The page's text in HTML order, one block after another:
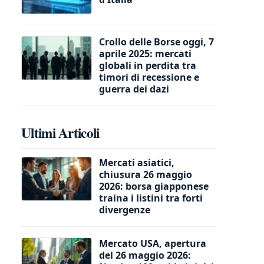
Crollo delle Borse oggi, 7
aprile 2025: mercati
globali in perdita tra
timori di recessione e
guerra dei dazi
Ultimi Articoli
Mercati asiatici,
chiusura 26 maggio
2026: borsa giapponese
traina i listini tra forti
divergenze
Mercato USA, apertura
del 26 maggio 2026: